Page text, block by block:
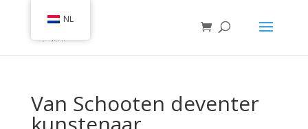
Van Schooten deventer
NL